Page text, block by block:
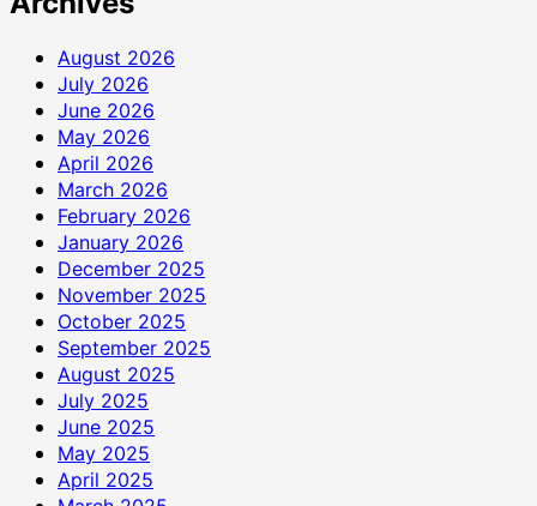
August 2026
July 2026
June 2026
May 2026
April 2026
March 2026
February 2026
January 2026
December 2025
November 2025
October 2025
September 2025
August 2025
July 2025
June 2025
May 2025
April 2025